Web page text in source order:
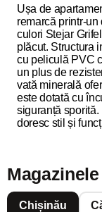
Ușa de
remarcă printr-
culori Stejar
plăcut. Structura
cu peliculă PVC
un plus de
vată minerală
este dotată cu
siguranță
doresc stil și
Chișinău